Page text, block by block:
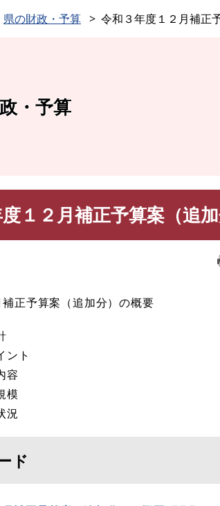
県の財政・予算 令和３年度１２月補正
・予算
１２月補正予算案（追
正予算案（追加分）の概要
ント
容
模
況
ド